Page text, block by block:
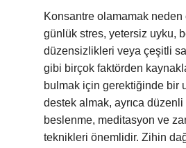
Konsantre olamamak neden
günlük stres, yetersiz uyku,
düzensizlikleri veya çeşitli
gibi birçok faktörden
bulmak için gerektiğinde bir
destek almak, ayrıca düzenli
beslenme, meditasyon ve
teknikleri önemlidir. Zihin